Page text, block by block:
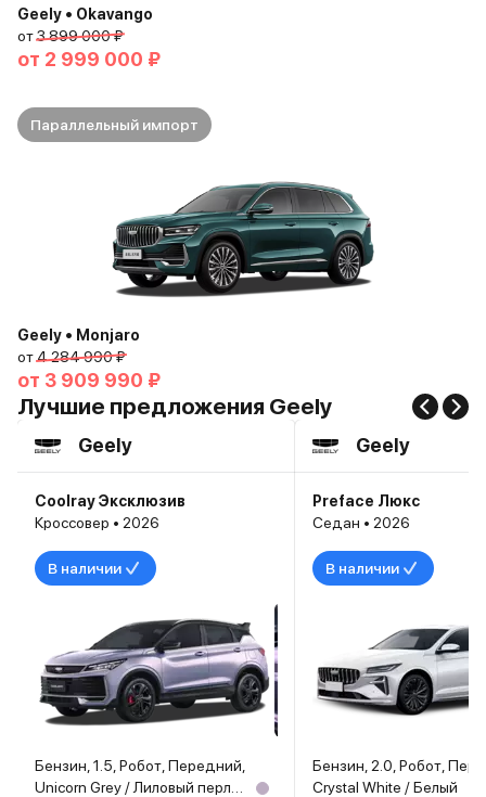
Geely • Okavango
от3 899 000 ₽
от 2 999 000 ₽
Параллельный импорт
Geely • Monjaro
от4 284 990 ₽
от 3 909 990 ₽
Лучшие предложения Geely
Geely
Coolray Эксклюзив
Кроссовер • 2026
В наличии
Бензин, 1.5, Робот, Передний,
Geely
Preface Люкс
Седан • 2026
В наличии
Бензин, 2.0, Робот,
Crystal White / Белый